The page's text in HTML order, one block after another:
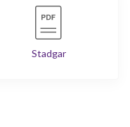
Stadgar